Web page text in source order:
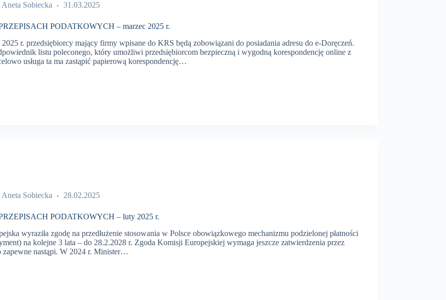
Aneta Sobiecka 31.03.2025
PODATKOWYCH – marzec 2025 r.
r. przedsiębiorcy mający firmy wpisane do KRS będą zobowiązani do posiadania adresu do e-Doręczeń.
listu poleconego, który umożliwi przedsiębiorcom bezpieczną i wygodną korespondencję online z
usługa ta ma zastąpić papierową korespondencję…
Aneta Sobiecka 28.02.2025
PODATKOWYCH – luty 2025 r.
wyraziła zgodę na przedłużenie stosowania w Polsce obowiązkowego mechanizmu podzielonej płatności
na kolejne 3 lata – do 28.2.2028 r. Zgoda Komisji Europejskiej wymaga jeszcze zatwierdzenia przez
zapewne nastąpi. W 2024 r. Minister…